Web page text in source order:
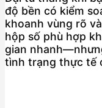
độ bền có kiểm
khoanh vùng rõ
hộp số phù hợp
gian
tình trạng thực tế